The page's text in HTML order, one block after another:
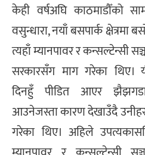
केही वर्षअघि काठमाडौँको
वसुन्धारा, नयाँ बसपार्क क्षेत्रमा
त्यहाँ म्यानपावर र कन्सल्टेन्सी
सरकारसँग माग गरेका थिए।
दिनहुँ पीडित आएर झैझगडा
आउनेजस्ता कारण देखाउँदै
गरेका थिए। अहिले